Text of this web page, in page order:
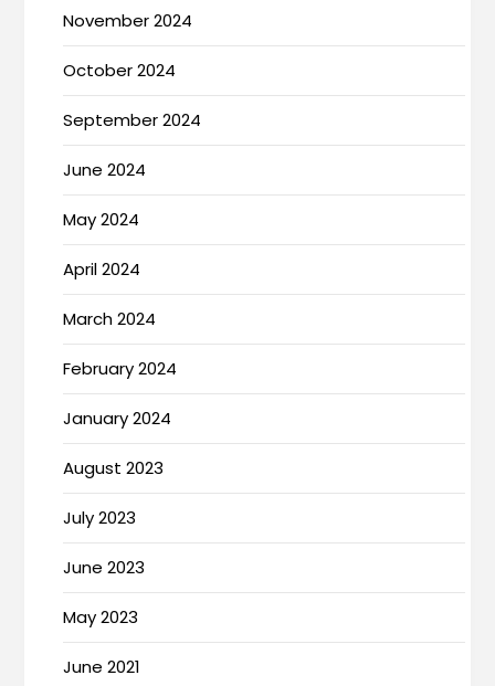
November 2024
October 2024
September 2024
June 2024
May 2024
April 2024
March 2024
February 2024
January 2024
August 2023
July 2023
June 2023
May 2023
June 2021